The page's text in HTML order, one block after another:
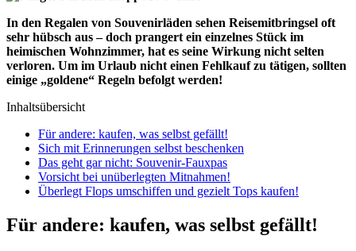
In den Regalen von Souvenirläden sehen Reisemitbringsel oft
sehr hübsch aus – doch prangertein einzelnes Stück im
heimischen Wohnzimmer, hat es seine Wirkung nicht selten
verloren. Um im Urlaub nicht einen Fehlkauf zu tätigen, sollten
einige „goldene“ Regeln befolgt werden!
Inhaltsübersicht
Für andere: kaufen, was selbst gefällt!
Sich mit Erinnerungen selbst beschenken
Das geht gar nicht: Souvenir-Fauxpas
Vorsicht bei unüberlegten Mitnahmen!
Überlegt Flops umschiffen und gezielt Tops kaufen!
Für andere: kaufen, was selbst gefällt!